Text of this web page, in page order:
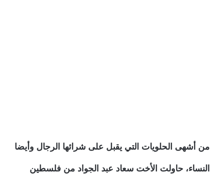
من أشهى الحلويات التي يقبل على شرائها الرجال وأيضا
النساء، حاولت الأخت سعاد عبد الجواد من فلسطين